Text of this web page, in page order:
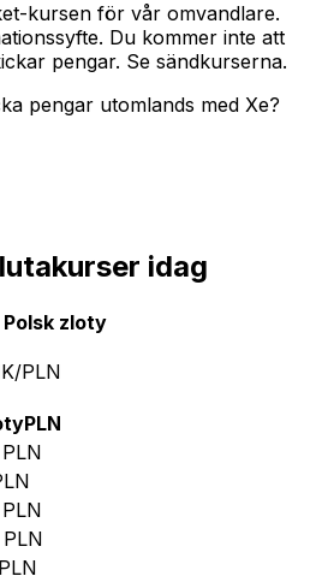
kursen för vår omvandlare.
Du kommer inte att
pengar. Se sändkurserna.
pengar utomlands med Xe?
idag
zloty
PLN
PLN
PLN
PLN
PLN
PLN